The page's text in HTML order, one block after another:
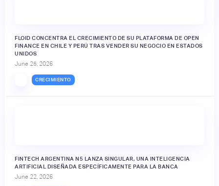
FLOID CONCENTRA EL CRECIMIENTO DE SU PLATAFORMA DE OPEN
FINANCE EN CHILE Y PERÚ TRAS VENDER SU NEGOCIO EN ESTADOS
UNIDOS
June 25, 2026
CRECIMIENTO
FINTECH ARGENTINA N5 LANZA SINGULAR, UNA INTELIGENCIA
ARTIFICIAL DISEÑADA ESPECÍFICAMENTE PARA LA BANCA
June 22, 2026